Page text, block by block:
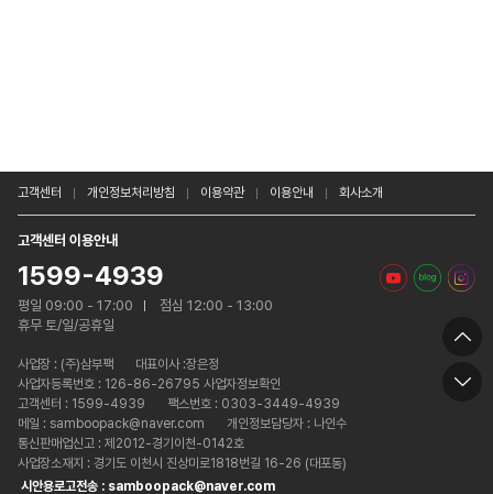
고객센터 개인정보처리방침 이용약관 이용안내 회사소개
고객센터 이용안내
1599-4939
평일 09:00 - 17:00
점심 12:00 - 13:00
휴무 토/일/공휴일
사업장 : (주)삼부팩
대표이사 :장은정
사업자등록번호 : 126-86-26795 사업자정보확인
고객센터 : 1599-4939
팩스번호 : 0303-3449-4939
메일 : samboopack@naver.com
개인정보담당자 : 나인수
통신판매업신고 : 제2012-경기이천-0142호
사업장소재지 : 경기도 이천시 진상미로1818번길 16-26 (대포동)
시안용로고전송 : samboopack@naver.com